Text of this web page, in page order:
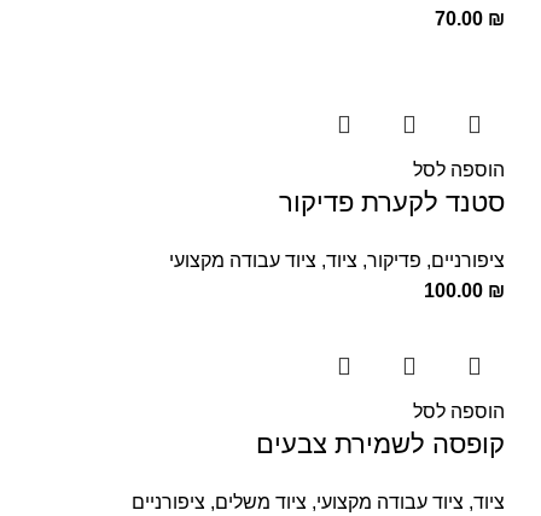
70.00 ₪
הוספה לסל
סטנד לקערת פדיקור
ציפורניים, פדיקור, ציוד, ציוד עבודה מקצועי
100.00 ₪
הוספה לסל
קופסה לשמירת צבעים
ציוד, ציוד עבודה מקצועי, ציוד משלים, ציפורניים